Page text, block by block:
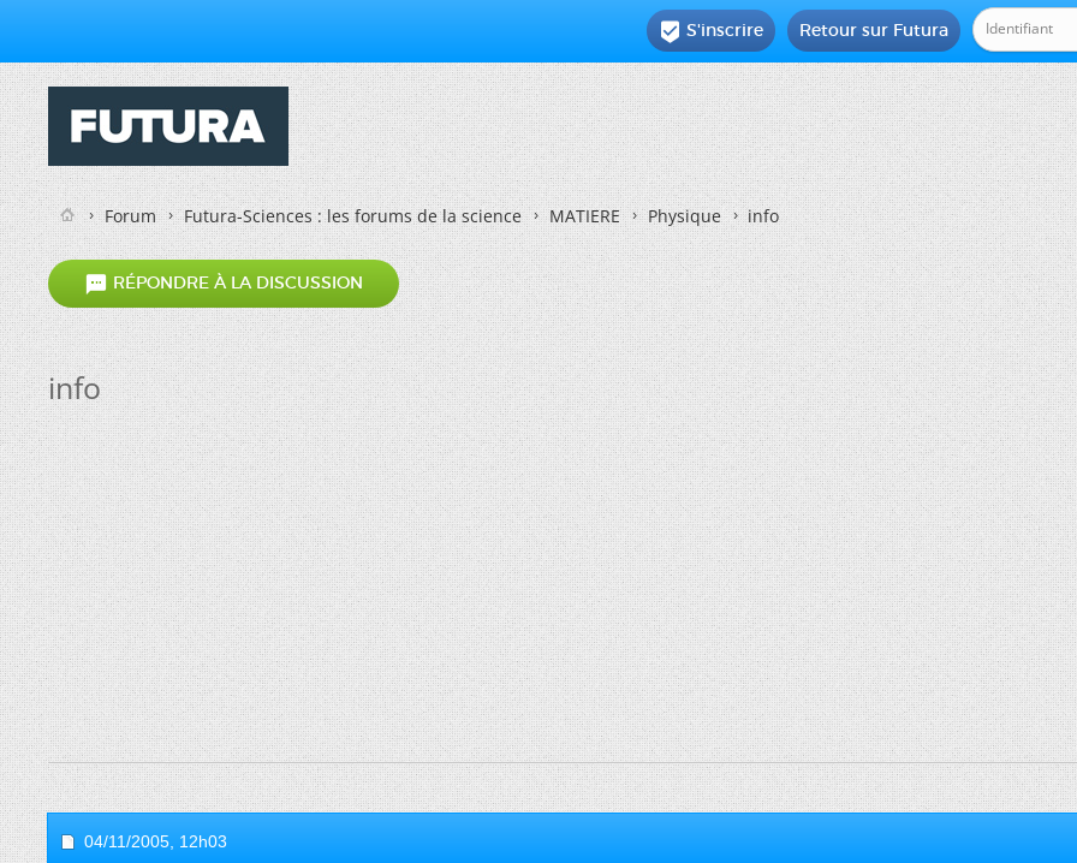
Retour sur Futura
 S'inscrire
Forum Futura-Sciences : les forums de la science MATIERE Physique info
 RÉPONDRE À LA DISCUSSION
info
04/11/2005, 12h03